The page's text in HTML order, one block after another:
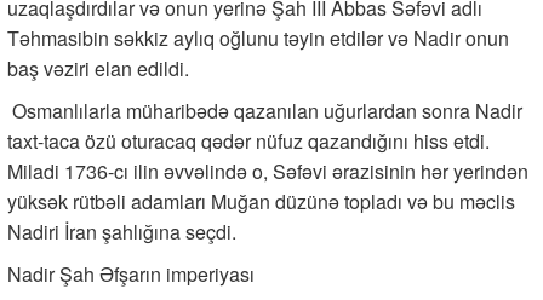
uzaqlaşdırdılar və onun yerinə Şah III Abbas Səfəvi adlı
Təhmasibin səkkiz aylıq oğlunu təyin etdilər və Nadir onun
baş vəziri elan edildi.
Osmanlılarla müharibədə qazanılan uğurlardan sonra Nadir
taxt-taca özü oturacaq qədər nüfuz qazandığını hiss etdi.
Miladi 1736-cı ilin əvvəlində o, Səfəvi ərazisinin hər yerindən
yüksək rütbəli adamları Muğan düzünə topladı və bu məclis
Nadiri İran şahlığına seçdi.
Nadir Şah Əfşarın imperiyası